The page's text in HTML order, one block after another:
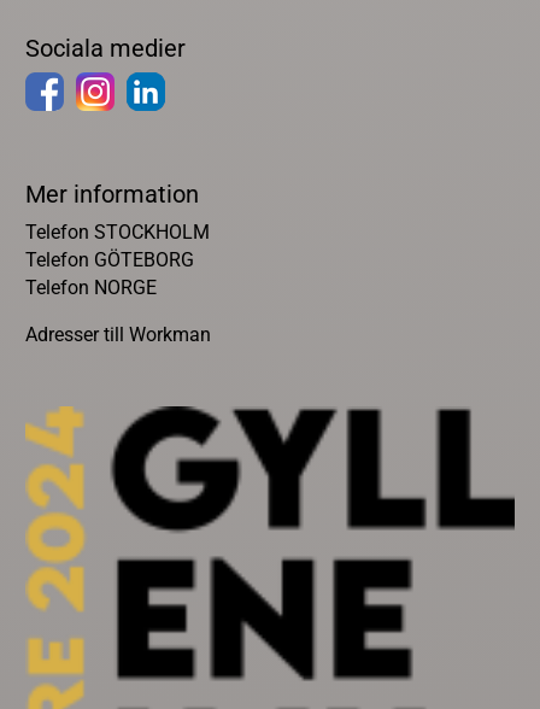
Sociala medier
Mer information
Telefon STOCKHOLM
Telefon GÖTEBORG
Telefon NORGE
Adresser till Workman